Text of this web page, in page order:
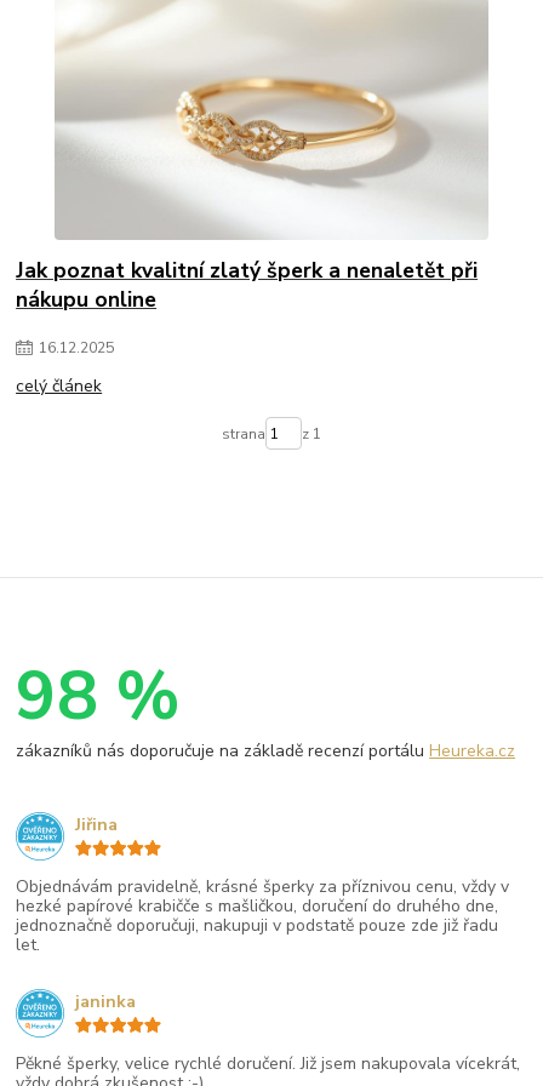
Jak poznat kvalitní zlatý šperk a nenaletět při
nákupu online
16.12.2025
celý článek
strana z 1
98 %
zákazníků nás doporučuje na základě recenzí portáluHeureka.cz
Objednávám pravidelně, krásné šperky za příznivou cenu, vždy v
hezké papírové krabičče s mašličkou, doručení do druhého dne,
jednoznačně doporučuji, nakupuji v podstatě pouze zde již řadu
let.
Jiřina
Pěkné šperky, velice rychlé doručení. Již jsem nakupovala vícekrát,
janinka